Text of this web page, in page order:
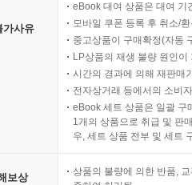
가사유
eBook 대여 상품은 대여 기
모바일 쿠폰 등록 후 취소/
중고상품이 구매확정(자동
LP상품의 재생 불량 원인
시간의 경과에 의해 재판매
전자상거래 등에서의 소비
eBook 세트 상품은 일괄 구
1개의 상품으로 취급 및 판
우, 세트 상품 전부 및 세트
보상
상품의 불량에 의한 반품,